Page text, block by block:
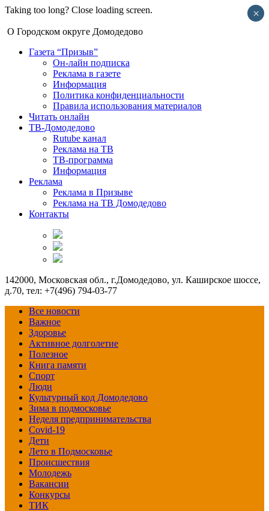
Taking too long? Close loading screen.
О Городском округе Домодедово
Газета “Призыв”
Он-лайн подписка
Реклама в газете
Информация
Политика конфиденциальности
Правила использования материалов
Читать онлайн
ТВ-Домодедово
Rutube канал
Реклама на ТВ
ТВ-программа
Информация
Реклама
Реклама в Призыве
Реклама на ТВ Домодедово
Контакты
142000, Московская обл., г.Домодедово, ул. Каширское шоссе,
д.70, тел: +7(496) 794-03-77
Все новости
Важное
Здоровье
Активное долголетие
Полезное
Книга памяти
Спорт
Люди
Культурный код Домодедово
Зима в подмосковье
Неделя предпринимательства
Covid-19
Дети
Лето в Подмосковье
Происшествия
Молодежь
Вакансии
Конкурсы
ТИК
×